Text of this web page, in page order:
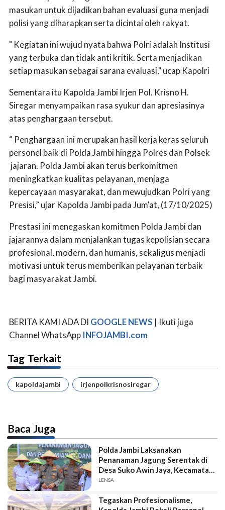
masukan untuk dijadikan bahan evaluasi guna menjadi
polisi yang diharapkan serta dicintai oleh rakyat.
" Kegiatan ini wujud nyata bahwa Polri adalah Institusi
yang terbuka dan tidak anti kritik. Serta menjadikan
setiap masukan sebagai sarana evaluasi," ucap Kapolri
Sementara itu Kapolda Jambi Irjen Pol. Krisno H.
Siregar menyampaikan rasa syukur dan apresiasinya
atas penghargaan tersebut.
“ Penghargaan ini merupakan hasil kerja keras seluruh
personel baik di Polda Jambi hingga Polres dan Polsek
jajaran. Polda Jambi akan terus berkomitmen
meningkatkan kualitas pelayanan, menjaga
kepercayaan masyarakat, dan mewujudkan Polri yang
Presisi,” ujar Kapolda Jambi pada Jum'at, (17/10/2025)
Prestasi ini menegaskan komitmen Polda Jambi dan
jajarannya dalam menjalankan tugas kepolisian secara
profesional, modern, dan humanis, sekaligus menjadi
motivasi untuk terus memberikan pelayanan terbaik
bagi masyarakat Jambi.
BERITA KAMI ADA DI GOOGLE NEWS | Ikuti juga
Channel WhatsApp INFOJAMBI.com
Tag Terkait
kapoldajambi irjenpolkrisnosiregar
Baca Juga
Polda Jambi Laksanakan
Penanaman Jagung Serentak di
Desa Suko Awin Jaya, Kecamatan
Sekernan
LENSA
Tegaskan Profesionalisme,